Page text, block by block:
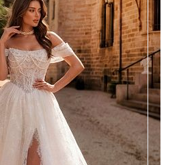
42, 44, 46, 48, 50, 52, 54, 56,